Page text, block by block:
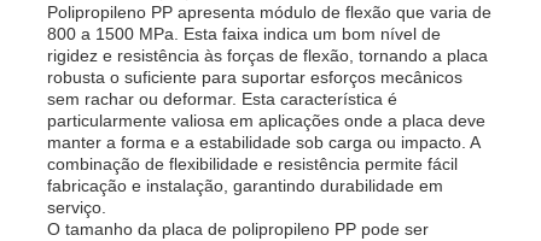
Casa
Produtos
Polipropileno PP apresenta módulo de flexão que varia de
800 a 1500 MPa. Esta faixa indica um bom nível de
rigidez e resistência às forças de flexão, tornando a placa
robusta o suficiente para suportar esforços mecânicos
sem rachar ou deformar. Esta característica é
particularmente valiosa em aplicações onde a placa deve
manter a forma e a estabilidade sob carga ou impacto. A
combinação de flexibilidade e resistência permite fácil
fabricação e instalação, garantindo durabilidade em
serviço.
O tamanho da placa de polipropileno PP pode ser